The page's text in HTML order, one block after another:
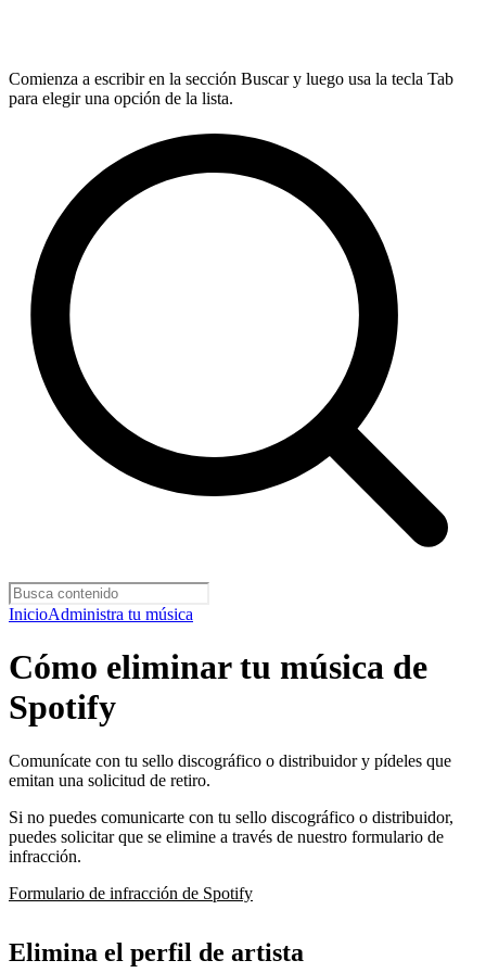
Comienza a escribir en la sección Buscar y luego usa la tecla Tab
para elegir una opción de la lista.
InicioAdministra tu música
Cómo eliminar tu música de
Spotify
Comunícate con tu sello discográfico o distribuidor y pídeles que
emitan una solicitud de retiro.
Si no puedes comunicarte con tu sello discográfico o distribuidor,
puedes solicitar que se elimine a través de nuestro formulario de
infracción.
Formulario de infracción de Spotify
Elimina el perfil de artista